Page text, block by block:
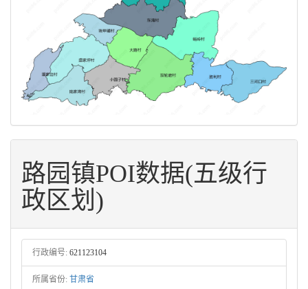
路园镇POI数据(五级行
政区划)
行政编号: 621123104
所属省份: 甘肃省